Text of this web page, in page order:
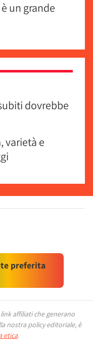
un grande
dovrebbe
varietà e
preferita
affiliati che generano
nostra policy editoriale, è
etica.